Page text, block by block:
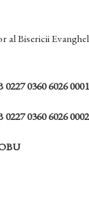
al Bisericii
0360 6026
0360 6026